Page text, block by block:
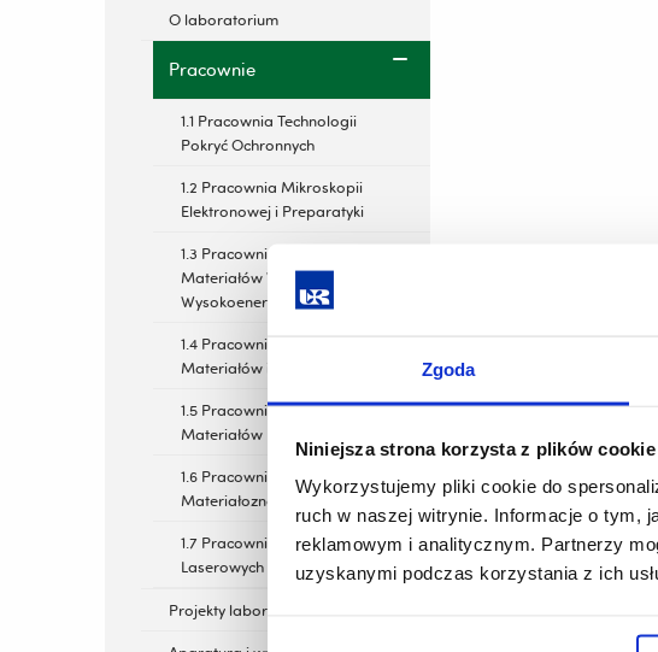
Zgoda
Niniejsza strona korzysta z plików cookie
Wykorzystujemy pliki cookie do
ruch w naszej witrynie. Informacje o tym,
reklamowym i analitycznym. Partnerzy
uzyskanymi podczas korzystania z ich
O laboratorium
Pracownie
1.1 Pracownia Technologii
Pokryć Ochronnych
1.2 Pracownia Mikroskopii
Elektronowej i Preparatyki
1.3 Pracownia Modyfikacji
Materiałów Wiązkami
Wysokoenergetycznymi
1.4 Pracownia Diagnostyki
Materiałów i Defektoskopii
1.5 Pracownia Badania
Materiałów Laserowych
1.6 Pracownia
Materiałoznawstwa
1.7 Pracownia Technik
Laserowych
Projekty laboratorium